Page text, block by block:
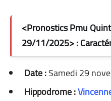
<Pronostics Pmu
29/11/2025> :
Date :Samedi 29
Hippodrome :